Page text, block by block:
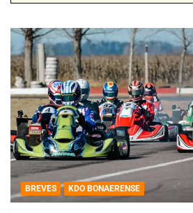
BREVES KDO BONAERENSE